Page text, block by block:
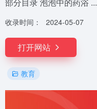
收录时间： 2024-05-07
打开网站
教育